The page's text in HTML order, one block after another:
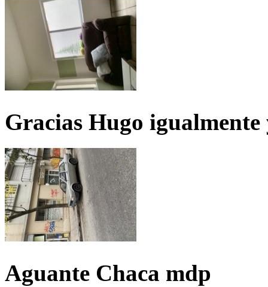
Gracias Hugo igualmente
Aguante Chaca mdp